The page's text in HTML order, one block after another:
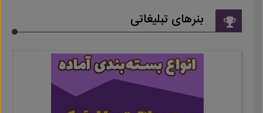
بنرهای تبلیغاتی